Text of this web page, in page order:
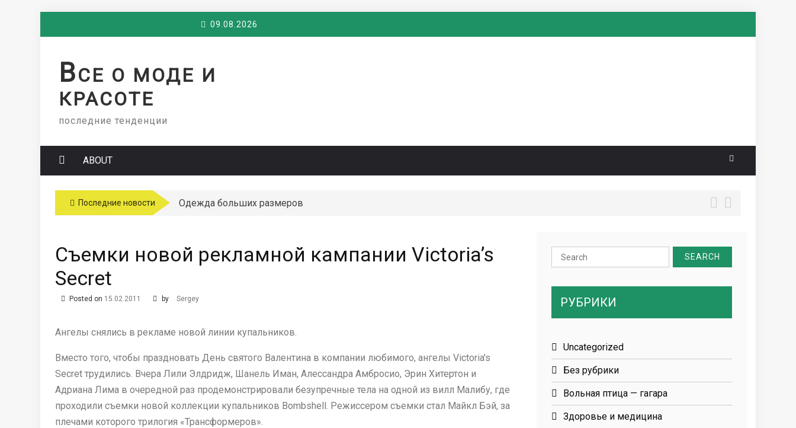
09.08.2026
ВСЕ О МОДЕ И
КРАСОТЕ
последние тенденции
ABOUT
Последние новости Одежда больших размеров
Съемки новой рекламной кампании Victoria’s
Secret
Posted on 15.02.2011 by Sergey
Ангелы снялись в рекламе новой линии купальников.
Вместо того, чтобы праздновать День святого Валентина в компании любимого, ангелы Victoria's
Secret трудились. Вчера Лили Элдридж, Шанель Иман, Алессандра Амбросио, Эрин Хитертон и
Адриана Лима в очередной раз продемонстрировали безупречные тела на одной из вилл Малибу, где
проходили съемки новой коллекции купальников Bombshell. Режиссером съемки стал Майкл Бэй, за
плечами которого трилогия «Трансформеров».
Search
for:
РУБРИКИ
Uncategorized
Без рубрики
Вольная птица — гагара
Здоровье и медицина